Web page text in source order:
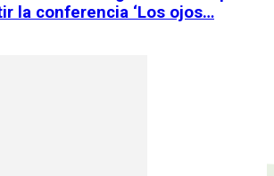
la conferencia ‘Los ojos…